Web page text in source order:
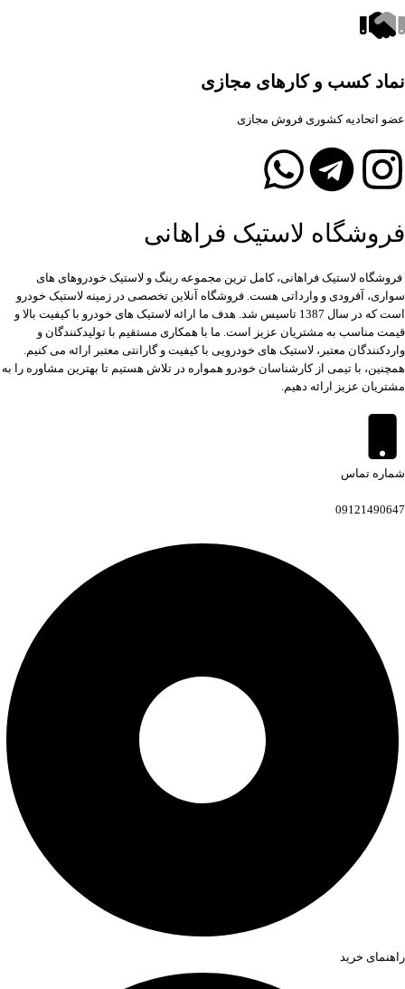
نماد کسب و کارهای مجازی
عضو اتحادیه کشوری فروش مجازی
فروشگاه لاستیک فراهانی
فروشگاه لاستیک فراهانی، کامل ترین مجموعه رینگ و لاستیک خودروهای های
سواری، آفرودی و وارداتی هست. فروشگاه آنلاین تخصصی در زمینه لاستیک خودرو
است که در سال 1387 تاسیس شد. هدف ما ارائه لاستیک های خودرو با کیفیت بالا و
قیمت مناسب به مشتریان عزیز است. ما با همکاری مستقیم با تولیدکنندگان و
واردکنندگان معتبر، لاستیک های خودرویی با کیفیت و گارانتی معتبر ارائه می کنیم.
همچنین، با تیمی از کارشناسان خودرو همواره در تلاش هستیم تا بهترین مشاوره را به
مشتریان عزیز ارائه دهیم.
شماره تماس
09121490647
راهنمای خرید